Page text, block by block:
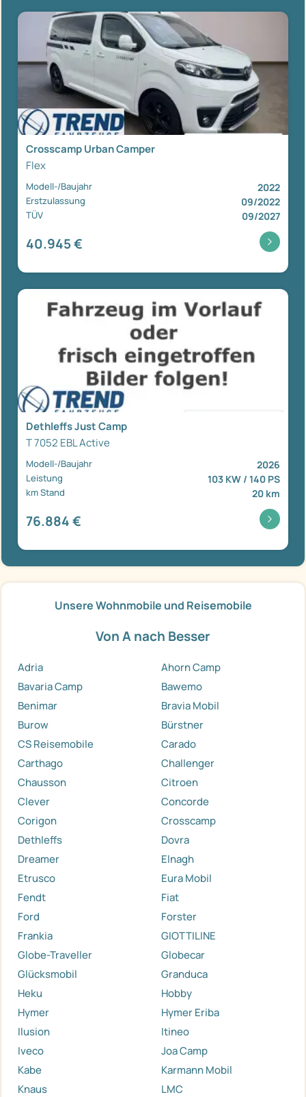
Crosscamp Urban Camper
Flex
Modell-/Baujahr 2022
Erstzulassung 09/2022
TÜV 09/2027
40.945 €
Dethleffs Just Camp
T 7052 EBL Active
Modell-/Baujahr 2026
Leistung 103 KW / 140 PS
km Stand 20 km
76.884 €
Unsere Wohnmobile und Reisemobile
Von A nach Besser
Adria
Ahorn Camp
Bavaria Camp
Bawemo
Benimar
Bravia Mobil
Burow
Bürstner
CS Reisemobile
Carado
Carthago
Challenger
Chausson
Citroen
Clever
Concorde
Corigon
Crosscamp
Dethleffs
Dovra
Dreamer
Elnagh
Etrusco
Eura Mobil
Fendt
Fiat
Ford
Forster
Frankia
GIOTTILINE
Globe-Traveller
Globecar
Glücksmobil
Granduca
Heku
Hobby
Hymer
Hymer Eriba
Ilusion
Itineo
Iveco
Joa Camp
Kabe
Karmann Mobil
Knaus
LMC